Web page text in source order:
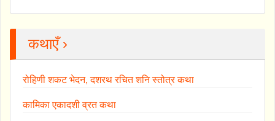
कथाएँ ›
रोहिणी शकट भेदन, दशरथ रचित शनि स्तोत्र कथा
कामिका एकादशी व्रत कथा